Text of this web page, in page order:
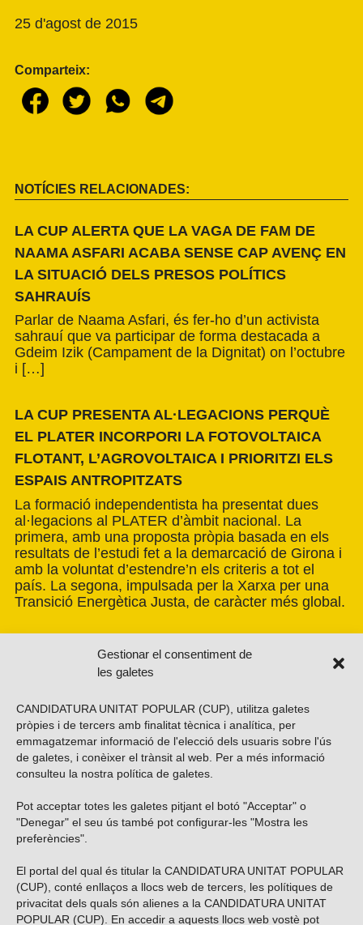
Gestionar el consentiment de
les galetes
CANDIDATURA UNITAT POPULAR (CUP), utilitza galetes
pròpies i de tercers amb finalitat tècnica i analítica, per
emmagatzemar informació de l'elecció dels usuaris sobre l'ús
de galetes, i conèixer el trànsit al web. Per a més informació
consulteu la nostra política de galetes
Pot acceptar totes les galetes pitjant el botó "Acceptar" o
"Denegar" el seu ús també pot configurar-les "Mostra les
preferències".
El portal del qual és titular la CANDIDATURA UNITAT POPULAR
(CUP), conté enllaços a llocs web de tercers, les polítiques de
privacitat dels quals són alienes a la CANDIDATURA UNITAT
POPULAR (CUP). En accedir a aquests llocs web vostè pot
25 d'agost de 2015
Comparteix:
NOTÍCIES RELACIONADES:
LA CUP ALERTA QUE LA VAGA DE FAM DE
NAAMA ASFARI ACABA SENSE CAP AVENÇ EN
LA SITUACIÓ DELS PRESOS POLÍTICS
SAHRAUÍS
Parlar de Naama Asfari, és fer-ho d’un activista
sahrauí que va participar de forma destacada a
Gdeim Izik (Campament de la Dignitat) on l’octubre
i […]
LA CUP PRESENTA AL·LEGACIONS PERQUÈ
EL PLATER INCORPORI LA FOTOVOLTAICA
FLOTANT, L’AGROVOLTAICA I PRIORITZI ELS
ESPAIS ANTROPITZATS
La formació independentista ha presentat dues
al·legacions al PLATER d’àmbit nacional. La
primera, amb una proposta pròpia basada en els
resultats de l’estudi fet a la demarcació de Girona i
amb la voluntat d’estendre’n els criteris a tot el
país. La segona, impulsada per la Xarxa per una
Transició Energètica Justa, de caràcter més global.
Vols subscriure’t al nostre butlletí?
ENVIAR